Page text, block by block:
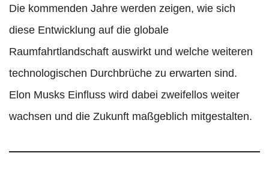
Die kommenden Jahre werden zeigen, wie sich
diese Entwicklung auf die globale
Raumfahrtlandschaft auswirkt und welche weiteren
technologischen Durchbrüche zu erwarten sind.
Elon Musks Einfluss wird dabei zweifellos weiter
wachsen und die Zukunft maßgeblich mitgestalten.